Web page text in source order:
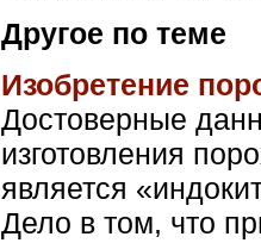
Другое по теме
Изобретение
Достоверные
изготовления
является
Дело в том, что